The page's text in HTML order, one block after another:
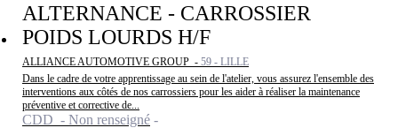
ALTERNANCE - CARROSSIER
POIDS LOURDS H/F
ALLIANCE AUTOMOTIVE GROUP - 59 - LILLE
Dans le cadre de votre apprentissage au sein de l'atelier, vous assurez l'ensemble des
interventions aux côtés de nos carrossiers pour les aider à réaliser la maintenance
préventive et corrective de...
CDD - Non renseigné